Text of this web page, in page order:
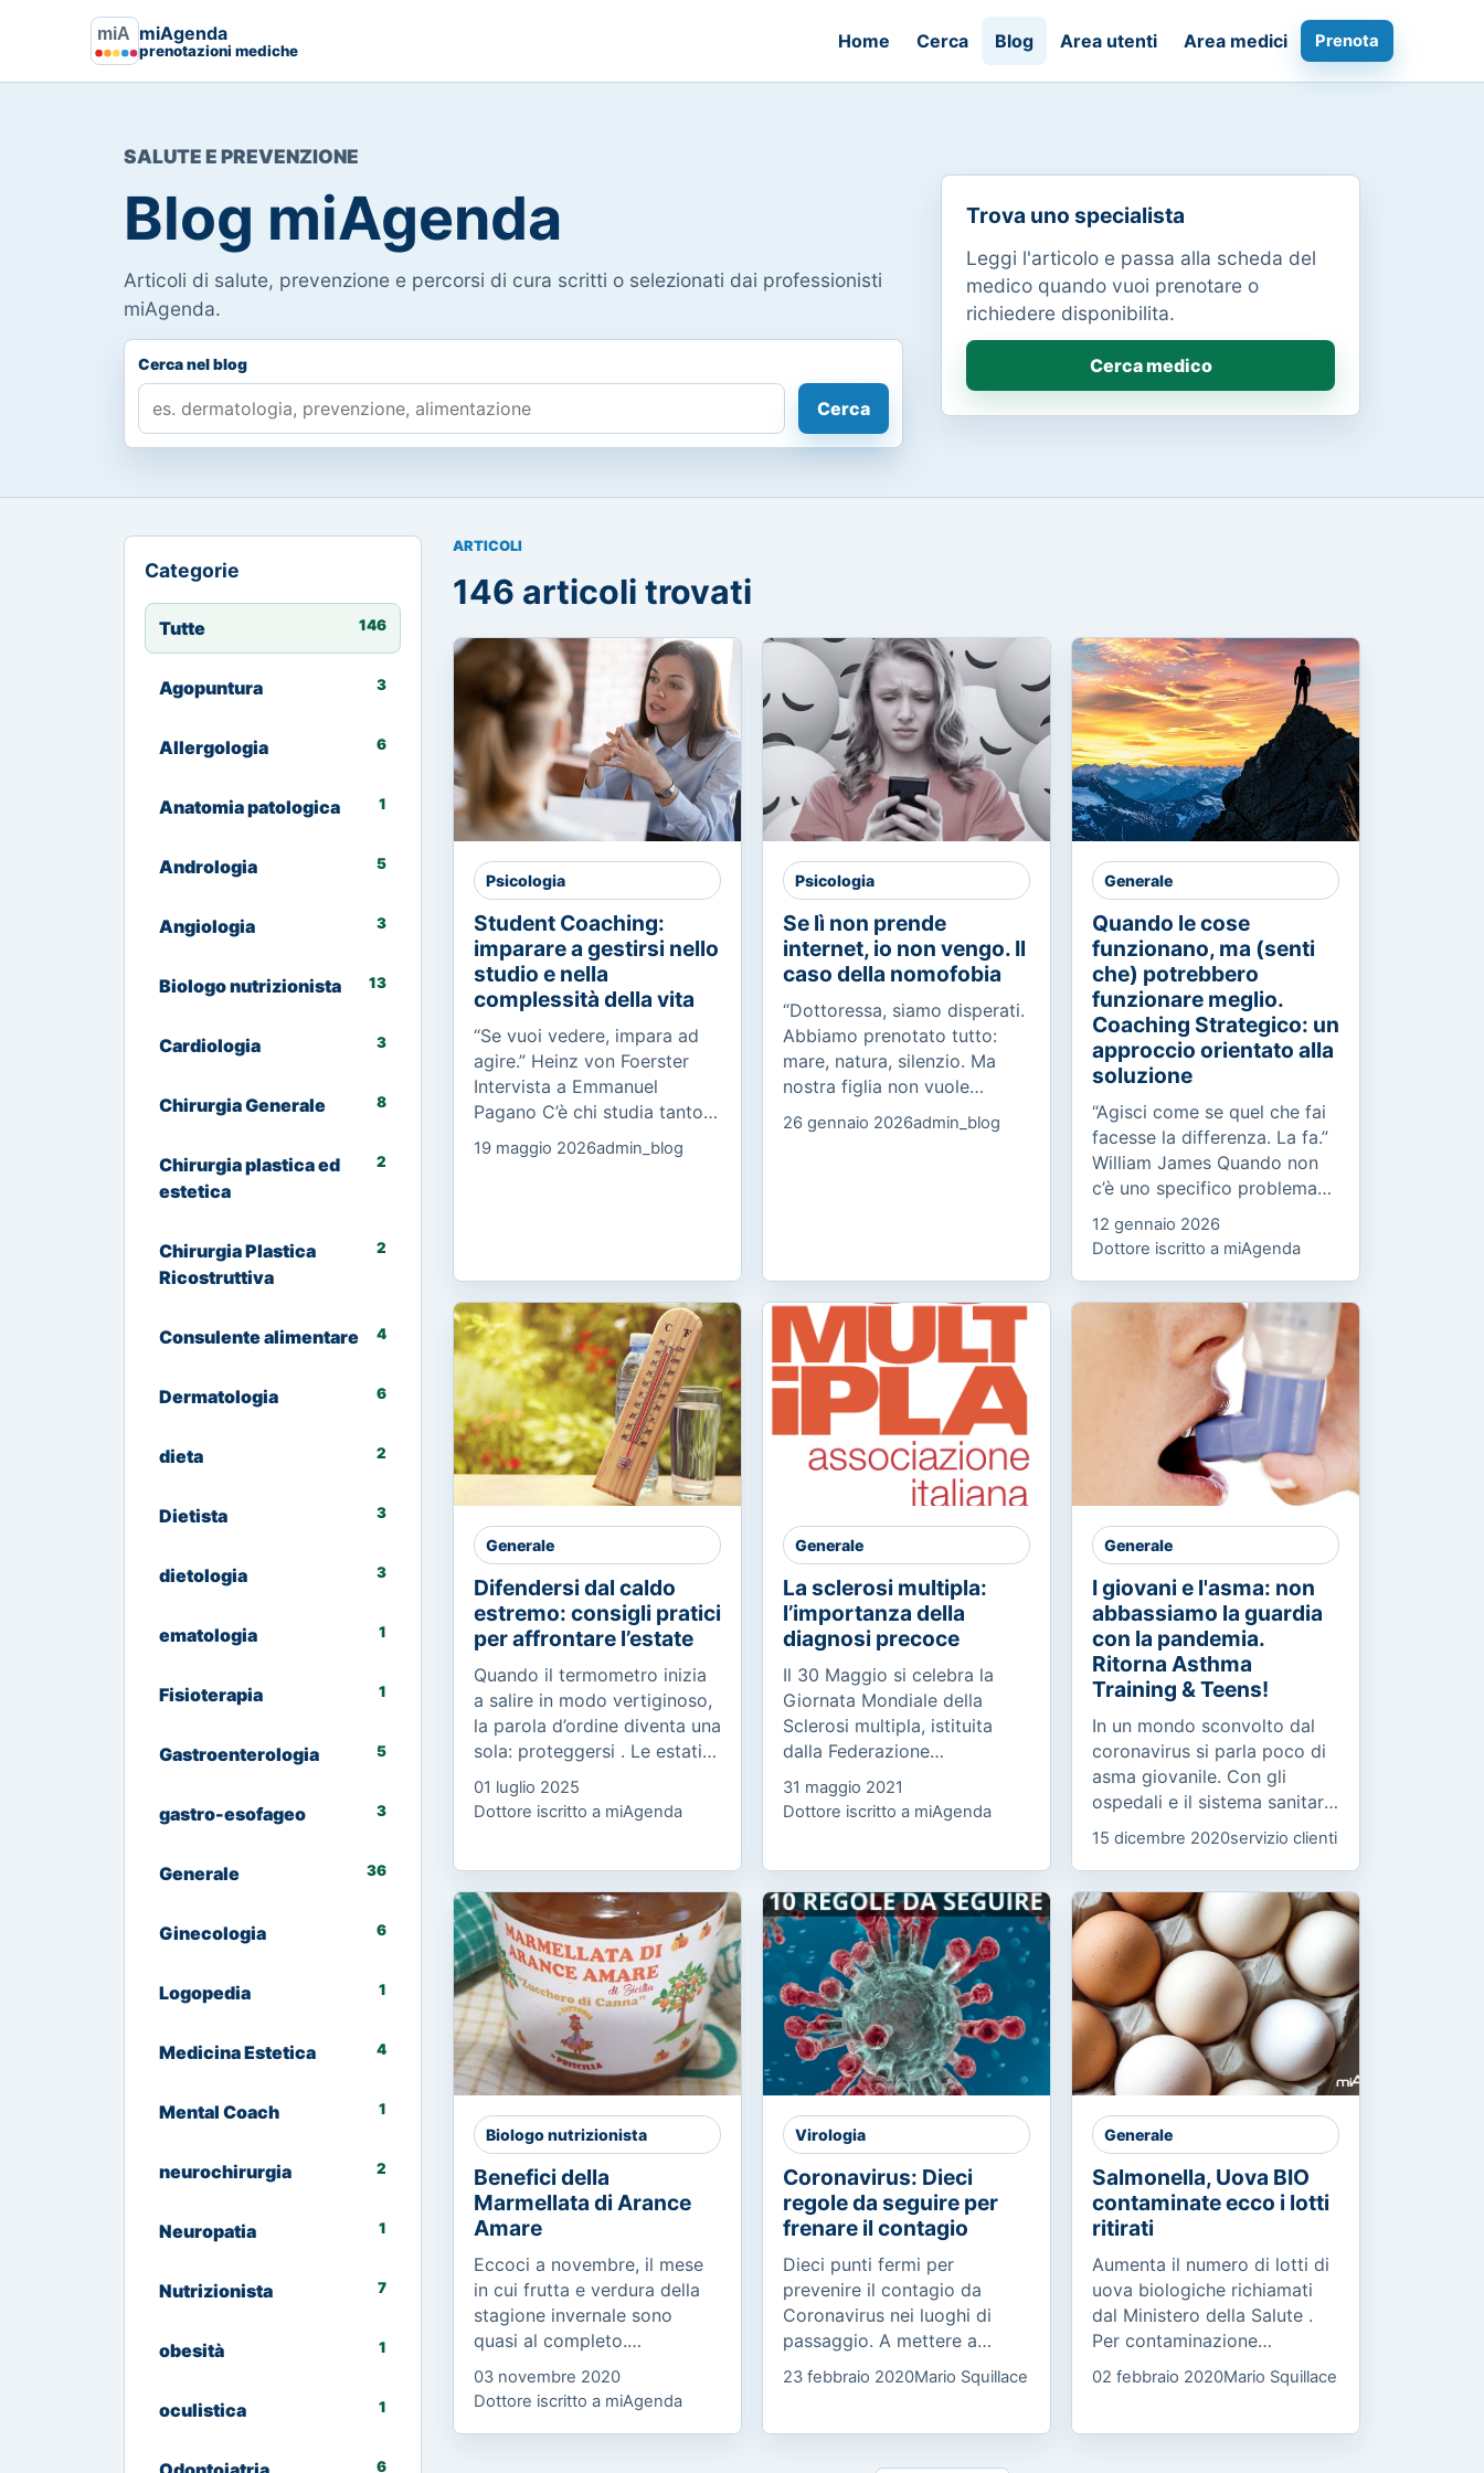
miAgenda
prenotazioni mediche Home Cerca Blog Area utenti Area medici Prenota
SALUTE E PREVENZIONE
Blog miAgenda
Articoli di salute, prevenzione e percorsi di cura scritti o selezionati dai professionisti
miAgenda.
Cerca nel blog
Cerca
Trova uno specialista
Leggi l'articolo e passa alla scheda del
medico quando vuoi prenotare o
richiedere disponibilita.
Cerca medico
Categorie
Tutte 146
Agopuntura 3
Allergologia 6
Anatomia patologica 1
Andrologia 5
Angiologia 3
Biologo nutrizionista 13
Cardiologia 3
Chirurgia Generale 8
Chirurgia plastica ed
estetica
2
Chirurgia Plastica
Ricostruttiva
2
Consulente alimentare 4
Dermatologia 6
dieta 2
Dietista 3
dietologia 3
ematologia 1
Fisioterapia 1
Gastroenterologia 5
gastro-esofageo 3
Generale 36
Ginecologia 6
Logopedia 1
Medicina Estetica 4
Mental Coach 1
neurochirurgia 2
Neuropatia 1
Nutrizionista 7
obesità 1
oculistica 1
6
ARTICOLI
146 articoli trovati
Psicologia
Student Coaching:
imparare a gestirsi nello
studio e nella
complessità della vita
“Se vuoi vedere, impara ad
agire.” Heinz von Foerster
Intervista a Emmanuel
Pagano C’è chi studia tanto,
ma arriva all’esame stanco.
C’è chi conosce la materia,
19 maggio 2026admin_blog
Psicologia
Se lì non prende
internet, io non vengo. Il
caso della nomofobia
“Dottoressa, siamo disperati.
Abbiamo prenotato tutto:
mare, natura, silenzio. Ma
nostra figlia non vuole
partire. Dice che lì non
prende internet. Non è un
26 gennaio 2026admin_blog
Generale
Quando le cose
funzionano, ma (senti
che) potrebbero
funzionare meglio.
Coaching Strategico: un
approccio orientato alla
soluzione
“Agisci come se quel che fai
facesse la differenza. La fa.”
William James Quando non
c’è uno specifico problema
da risolvere, ma un
potenziale da esprimere
Molte persone, pur avendo
12 gennaio 2026
Dottore iscritto a miAgenda
Generale
Difendersi dal caldo
estremo: consigli pratici
per affrontare l’estate
Quando il termometro inizia
a salire in modo vertiginoso,
la parola d’ordine diventa una
sola: proteggersi . Le estati
di oggi non sono più quelle
di una volta. Le ondate di
01 luglio 2025
Dottore iscritto a miAgenda
Generale
La sclerosi multipla:
l’importanza della
diagnosi precoce
Il 30 Maggio si celebra la
Giornata Mondiale della
Sclerosi multipla, istituita
dalla Federazione
Internazionale SM, in 70
Paesi e promossa in Italia
dall’AISM (Associazione
31 maggio 2021
Dottore iscritto a miAgenda
Generale
I giovani e l'asma: non
abbassiamo la guardia
con la pandemia.
Ritorna Asthma
Training & Teens!
In un mondo sconvolto dal
coronavirus si parla poco di
asma giovanile. Con gli
ospedali e il sistema sanitario
concentrati sulla pandemia,
guardia e alzare il...
15 dicembre 2020servizio clienti
Biologo nutrizionista
Benefici della
Marmellata di Arance
Amare
Eccoci a novembre, il mese
in cui frutta e verdura della
stagione invernale sono
quasi al completo.
Conoscete l’arancia amara
Essa proviene dall’albero
Citrus x Aurantium o
03 novembre 2020
Dottore iscritto a miAgenda
Virologia
Coronavirus: Dieci
regole da seguire per
frenare il contagio
Dieci punti fermi per
prevenire il contagio da
Coronavirus nei luoghi di
passaggio. A mettere a
punto il manifesto, che ha
raccolto l’adesione degli
23 febbraio 2020Mario Squillace
Generale
Salmonella, Uova BIO
contaminate ecco i lotti
ritirati
Aumenta il numero di lotti di
uova biologiche richiamati
dal Ministero della Salute .
Per contaminazione
microbiologica da salmonella
enteritidis sono stati ritirati a
02 febbraio 2020Mario Squillace